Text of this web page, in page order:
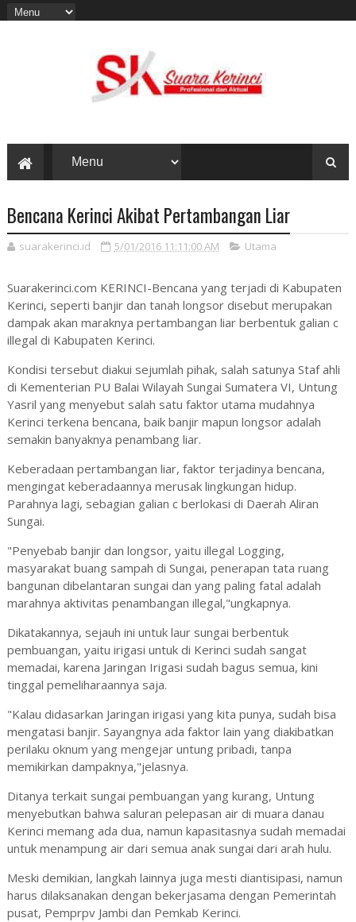
Bencana Kerinci Akibat Pertambangan Liar
suarakerinci.id 5/01/2016 11:11:00 AM Utama
Suarakerinci.com KERINCI-Bencana yang terjadi di Kabupaten
Kerinci, seperti banjir dan tanah longsor disebut merupakan
dampak akan maraknya pertambangan liar berbentuk galian c
illegal di Kabupaten Kerinci.
Kondisi tersebut diakui sejumlah pihak, salah satunya Staf ahli
di Kementerian PU Balai Wilayah Sungai Sumatera VI, Untung
Yasril yang menyebut salah satu faktor utama mudahnya
Kerinci terkena bencana, baik banjir mapun longsor adalah
semakin banyaknya penambang liar.
Keberadaan pertambangan liar, faktor terjadinya bencana,
mengingat keberadaannya merusak lingkungan hidup.
Parahnya lagi, sebagian galian c berlokasi di Daerah Aliran
Sungai.
"Penyebab banjir dan longsor, yaitu illegal Logging,
masyarakat buang sampah di Sungai, penerapan tata ruang
bangunan dibelantaran sungai dan yang paling fatal adalah
marahnya aktivitas penambangan illegal,"ungkapnya.
Dikatakannya, sejauh ini untuk laur sungai berbentuk
pembuangan, yaitu irigasi untuk di Kerinci sudah sangat
memadai, karena Jaringan Irigasi sudah bagus semua, kini
tinggal pemeliharaannya saja.
"Kalau didasarkan Jaringan irigasi yang kita punya, sudah bisa
mengatasi banjir. Sayangnya ada faktor lain yang diakibatkan
perilaku oknum yang mengejar untung pribadi, tanpa
memikirkan dampaknya,"jelasnya.
Ditanya terkait sungai pembuangan yang kurang, Untung
menyebutkan bahwa saluran pelepasan air di muara danau
Kerinci memang ada dua, namun kapasitasnya sudah memadai
untuk menampung air dari semua anak sungai dari arah hulu.
Meski demikian, langkah lainnya juga mesti diantisipasi, namun
harus dilaksanakan dengan bekerjasama dengan Pemerintah
pusat, Pemprpv Jambi dan Pemkab Kerinci.